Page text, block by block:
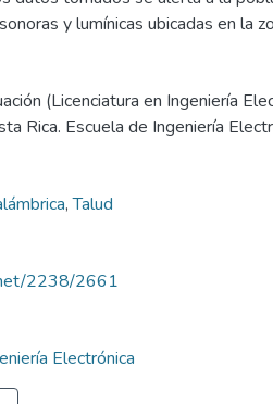
y lumínicas ubicadas en la
(Licenciatura en Ingeniería
Rica. Escuela de Ingeniería
,Talud
2238/2661
Electrónica